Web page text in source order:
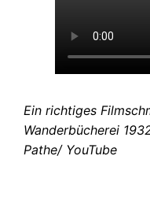
Ein richtiges
Wanderbücherei
Pathe/ YouTube